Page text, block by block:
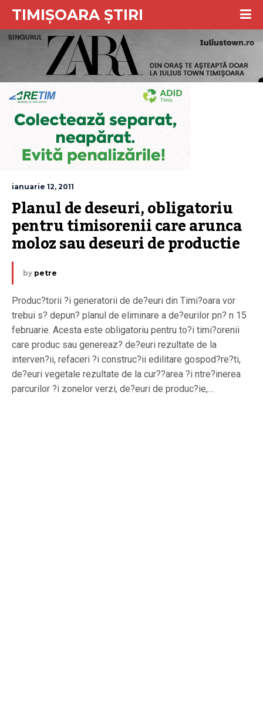
TIMIȘOARA ȘTIRI
ianuarie 12, 2011
Planul de deseuri, obligatoriu
pentru timisorenii care arunca
moloz sau deseuri de productie
by petre
Produc?torii ?i generatorii de de?euri din Timi?oara vor
trebui s? depun? planul de eliminare a de?eurilor pn? n 15
februarie. Acesta este obligatoriu pentru to?i timi?orenii
care produc sau genereaz? de?euri rezultate de la
interven?ii, refaceri ?i construc?ii edilitare gospod?re?ti,
de?euri vegetale rezultate de la cur??area ?i ntre?inerea
parcurilor ?i zonelor verzi, de?euri de produc?ie,…